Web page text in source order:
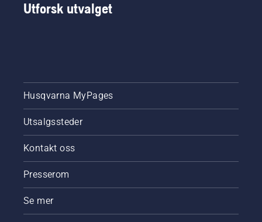
Utforsk utvalget
Husqvarna MyPages
Utsalgssteder
Kontakt oss
Presserom
Se mer